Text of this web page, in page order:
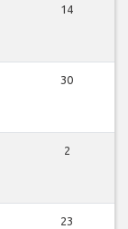
14
30
2
23